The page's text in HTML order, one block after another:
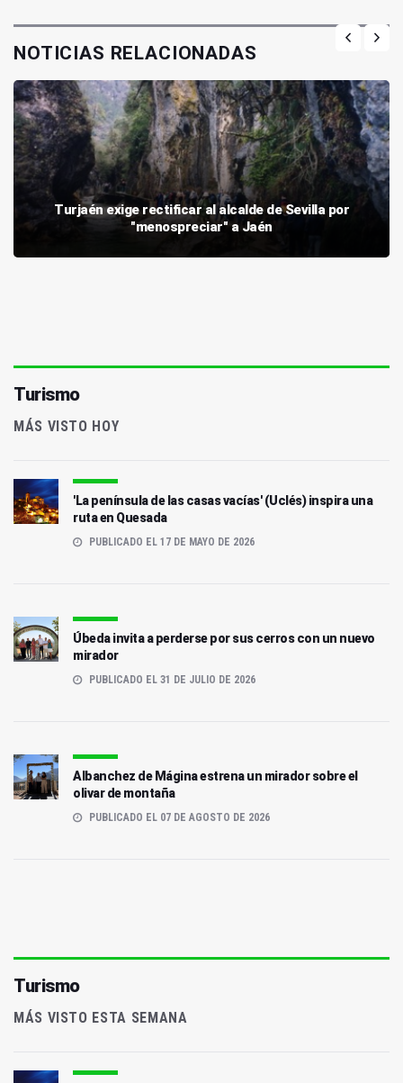
NOTICIAS RELACIONADAS
Turjaén exige rectificar al alcalde de Sevilla por
"menospreciar" a Jaén
Turismo
MÁS VISTO HOY
'La península de las casas vacías' (Uclés) inspira una
ruta en Quesada
PUBLICADO EL 17 DE MAYO DE 2026
Úbeda invita a perderse por sus cerros con un nuevo
mirador
PUBLICADO EL 31 DE JULIO DE 2026
Albanchez de Mágina estrena un mirador sobre el
olivar de montaña
PUBLICADO EL 07 DE AGOSTO DE 2026
Turismo
MÁS VISTO ESTA SEMANA